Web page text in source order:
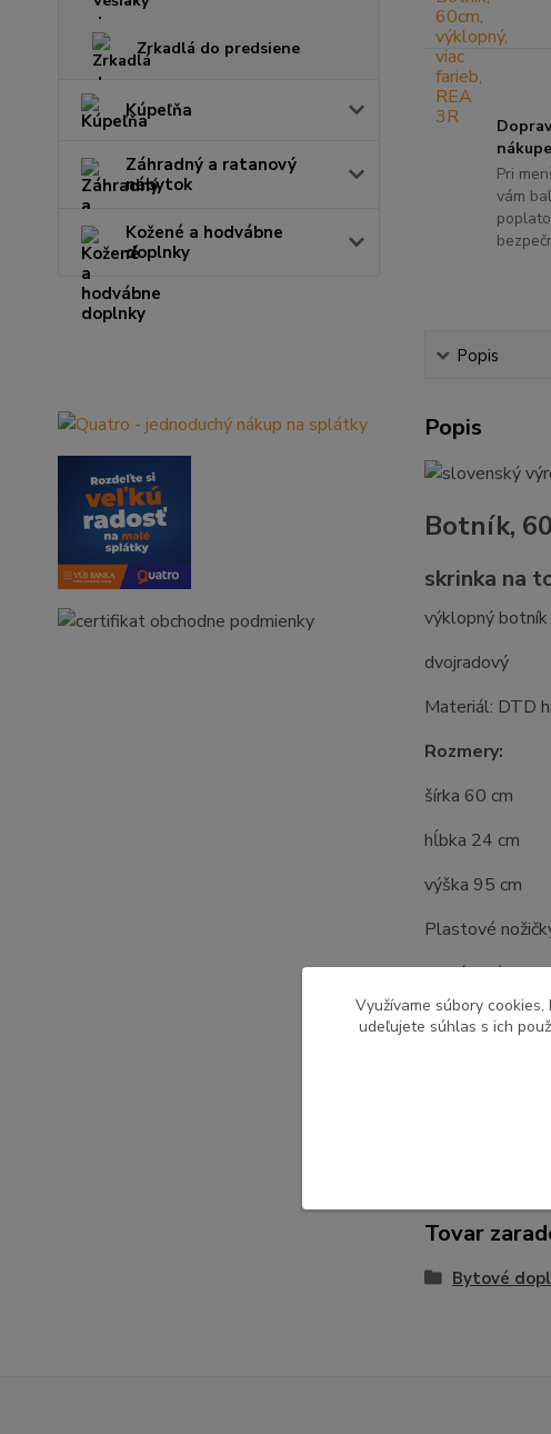
Zrkadlá do predsiene
Kúpeľňa
Záhradný a ratanový
nábytok
Kožené a hodvábne
doplnky
Pri
vám
Popis
Popis
Botník,
skrinka na
výklopný botník
dvojradový
Materiál: DTD
Rozmery:
šírka 60 cm
hĺbka 24 cm
výška 95 cm
Plastové
Dodávané v
Tovar
Bytové
Využívame súbory
udeľujete súhlas s ich